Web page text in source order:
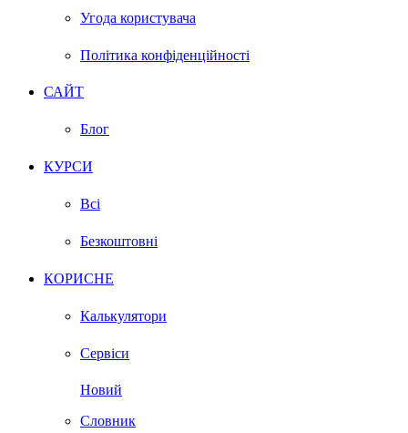
Угода користувача
Політика конфіденційності
САЙТ
Блог
КУРСИ
Всі
Безкоштовні
КОРИСНЕ
Калькулятори
Сервіси
Новий
Словник